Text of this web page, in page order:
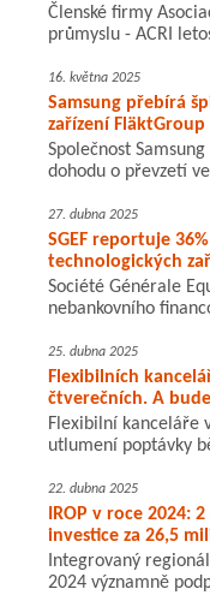
Členské firmy
průmyslu - ACRI
16. května 2025
Samsung přebírá
zařízení FläktGroup
Společnost
dohodu o převzetí
27. dubna 2025
SGEF reportuje
technologických
Société Générale
nebankovního
25. dubna 2025
Flexibilních
čtverečních. A
Flexibilní kanceláře
utlumení poptávky
22. dubna 2025
IROP v roce 2024:
investice za 26,5
Integrovaný
2024 významně